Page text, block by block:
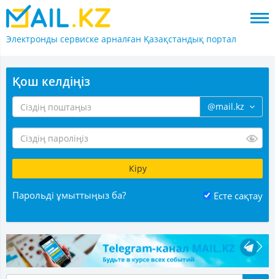
Электронды сервиске арналған Қазақстандық портал
Қош келдіңіз
@mail.kz
Парольді ұмыттыңыз ба? Есте сақтау